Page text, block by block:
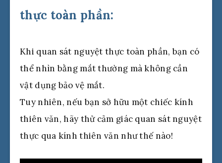
thực toàn phần:
Khi quan sát nguyệt thực toàn phần, bạn có
thể nhìn bằng mắt thường mà không cần
vật dụng bảo vệ mắt.
Tuy nhiên, nếu bạn sở hữu một chiếc kính
thiên văn, hãy thử cảm giác quan sát nguyệt
thực qua kính thiên văn như thế nào!